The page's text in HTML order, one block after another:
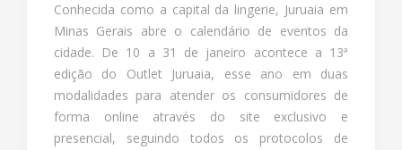
Conhecida como a capital da lingerie, Juruaia em
Minas Gerais abre o calendário de eventos da
cidade. De 10 a 31 de janeiro acontece a 13ª
edição do Outlet Juruaia, esse ano em duas
modalidades para atender os consumidores de
forma online através do site exclusivo e
presencial, seguindo todos os protocolos de